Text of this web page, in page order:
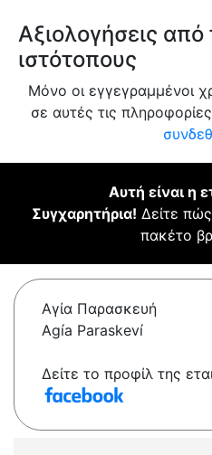
Αξιολογήσεις
ιστότοπους
Μόνο οι εγγεγραμμένοι
σε αυτές τις
Αυτή είναι η
Συγχαρητήρια! Δείτε
πακέτο
Αγία Παρασκευή
Agía Paraskeví
Δείτε το προφίλ της